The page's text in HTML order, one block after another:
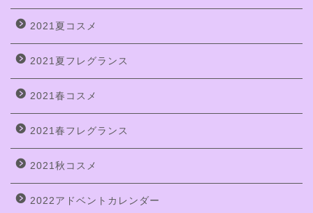
2021夏コスメ
2021夏フレグランス
2021春コスメ
2021春フレグランス
2021秋コスメ
2022アドベントカレンダー